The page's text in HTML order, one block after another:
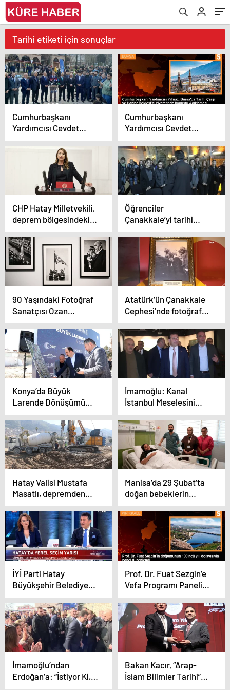
Tarihi etiketi için sonuçlar
Cumhurbaşkanı
Yardımcısı Cevdet
Yılmaz, Bursa Tarihi
Çarşı ve Hanlar
Bölgesi’ni Ziyaret Etti
Cumhurbaşkanı
Yardımcısı Cevdet
Yılmaz, Bursa’da tarihi
projeleri inceledi
CHP Hatay Milletvekili,
deprem bölgesindeki
mücbir sebep halinin
uzatılmasını istedi
Öğrenciler
Çanakkale’yi tarihi
mekanda öğrendi
90 Yaşındaki Fotoğraf
Sanatçısı Ozan
Sağdıç’ın Sergisi
İstanbul Modern’de
Atatürk’ün Çanakkale
Cephesi’nde fotoğrafını
çeken makine, müzede
sergileniyor
Konya’da Büyük
Larende Dönüşümü
Projesi İş Başlangıcını
Gerçekleştirdi
İmamoğlu: Kanal
İstanbul Meselesini
Milletin Zihninden
Söküp Atacağız
Hatay Valisi Mustafa
Masatlı, depremden
etkilenen tarihi
yapılardaki çalışmaları
değerlendirdi
Manisa’da 29 Şubat’ta
doğan bebeklerin
doğum günü sevinci
İYİ Parti Hatay
Büyükşehir Belediye
Başkan Adayı Nusret
Cömert, Hatay’ın
yeniden inşası için
vizyon oluşturdu
Prof. Dr. Fuat Sezgin’e
Vefa Programı Paneli
Düzenlendi
İmamoğlu’ndan
Erdoğan’a: “İstiyor Ki,
Her Şeyi Ona Teslim
Bakan Kacır, “Arap-
İslam Bilimler Tarihi”
kitabının tanıtım